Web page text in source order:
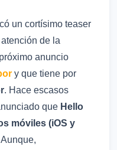
un cortísimo teaser
de la
anuncio
y que tiene por
. Hace escasos
que Hello
móviles (iOS y
Aunque,